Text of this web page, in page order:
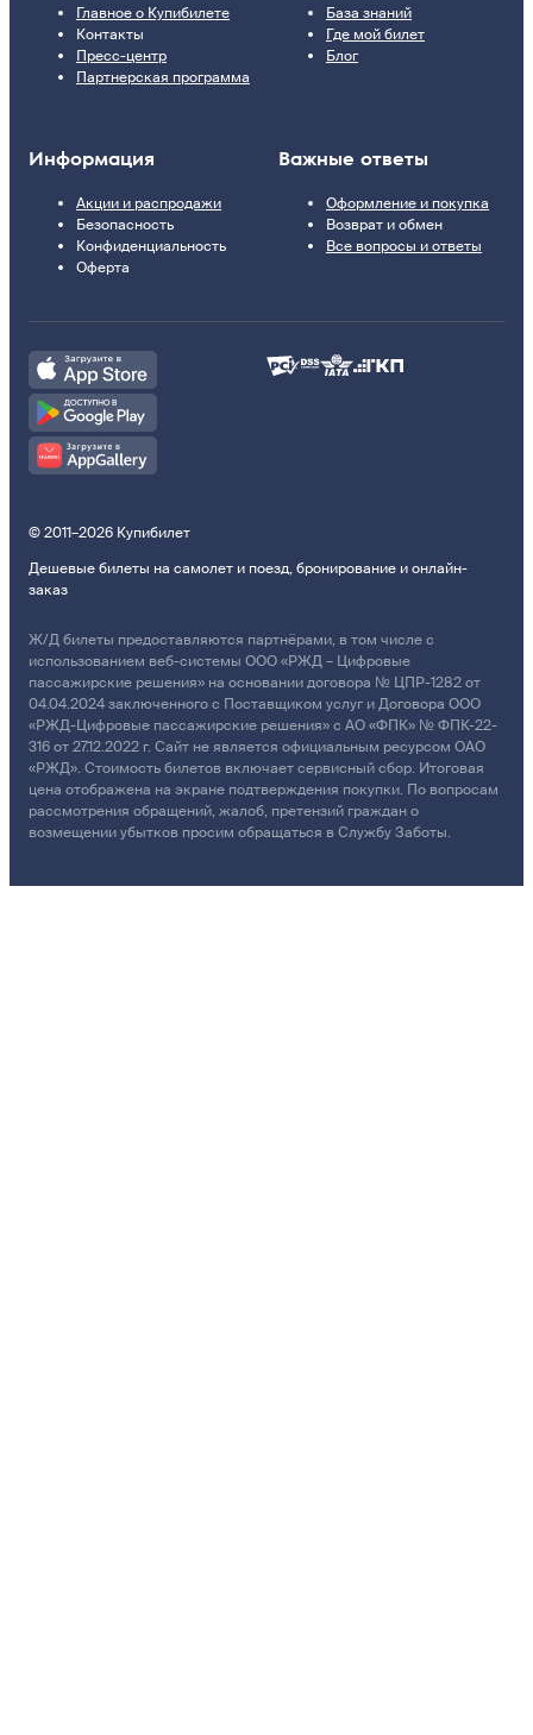
Главное о Купибилете
Контакты
Пресс-центр
Партнерская программа
База знаний
Где мой билет
Блог
Информация
Акции и распродажи
Безопасность
Конфиденциальность
Оферта
Важные ответы
Оформление и покупка
Возврат и обмен
Все вопросы и ответы
© 2011–2026 Купибилет
Дешевые билеты на самолет и поезд, бронирование и онлайн-
заказ
Ж/Д билеты предоставляются партнёрами, в том числе с
использованием веб-системы ООО «РЖД – Цифровые
пассажирские решения» на основании договора № ЦПР-1282 от
04.04.2024 заключенного с Поставщиком услуг и Договора ООО
«РЖД-Цифровые пассажирские решения» с АО «ФПК» № ФПК-22-
316 от 27.12.2022 г. Сайт не является официальным ресурсом ОАО
«РЖД». Стоимость билетов включает сервисный сбор. Итоговая
цена отображена на экране подтверждения покупки. По вопросам
рассмотрения обращений, жалоб, претензий граждан о
возмещении убытков просим обращаться в Службу Заботы.